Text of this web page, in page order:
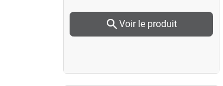
searchVoir le produit